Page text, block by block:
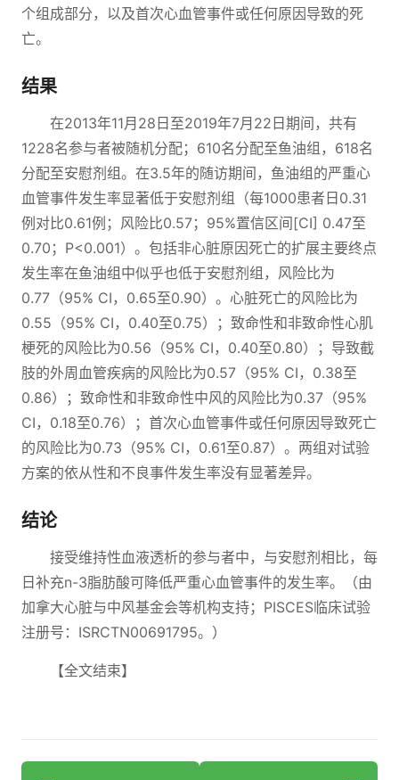
个组成部分，以及首次心血管事件或任何原因导致的死
亡。
结果
在2013年11月28日至2019年7月22日期间，共有
1228名参与者被随机分配；610名分配至鱼油组，618名
分配至安慰剂组。在3.5年的随访期间，鱼油组的严重心
血管事件发生率显著低于安慰剂组（每1000患者日0.31
例对比0.61例；风险比0.57；95%置信区间[CI] 0.47至
0.70；P<0.001）。包括非心脏原因死亡的扩展主要终点
发生率在鱼油组中似乎也低于安慰剂组，风险比为
0.77（95% CI，0.65至0.90）。心脏死亡的风险比为
0.55（95% CI，0.40至0.75）；致命性和非致命性心肌
梗死的风险比为0.56（95% CI，0.40至0.80）；导致截
肢的外周血管疾病的风险比为0.57（95% CI，0.38至
0.86）；致命性和非致命性中风的风险比为0.37（95%
CI，0.18至0.76）；首次心血管事件或任何原因导致死亡
的风险比为0.73（95% CI，0.61至0.87）。两组对试验
方案的依从性和不良事件发生率没有显著差异。
结论
接受维持性血液透析的参与者中，与安慰剂相比，每
日补充n-3脂肪酸可降低严重心血管事件的发生率。（由
加拿大心脏与中风基金会等机构支持；PISCES临床试验
注册号：ISRCTN00691795。）
【全文结束】